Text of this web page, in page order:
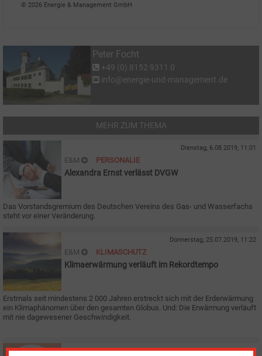
© 2026 Energie & Management GmbH
Peter Focht
+49 (0) 8152 9311 0
info@energie-und-management.de
MEHR ZUM THEMA
Dienstag, 6.08.2019, 11:01
E&M PERSONALIE
Alexandra Ernst verlässt DVGW
Das Vorstandsgremium des Deutschen Vereins des Gas- und Wasserfachs
steht vor einer Veränderung.
Donnerstag, 25.07.2019, 11:22
E&M KLIMASCHUTZ
Klimaerwärmung verläuft im Rekordtempo
Erstmals seit mindestens 2 000 Jahren erstreckt sich mit der Erderwärmung
ein Klimaphänomen über den gesamten Globus. Und: Die Erwärmung verläuft
mit nie dagewesener Geschwindigkeit.
Mittwoch, 15.05.2019, 08:36